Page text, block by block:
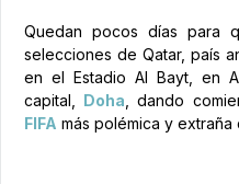
Quedan pocos días para
selecciones de Qatar, país
en el Estadio Al Bayt, en
capital, Doha , dando
FIFA más polémica y extraña